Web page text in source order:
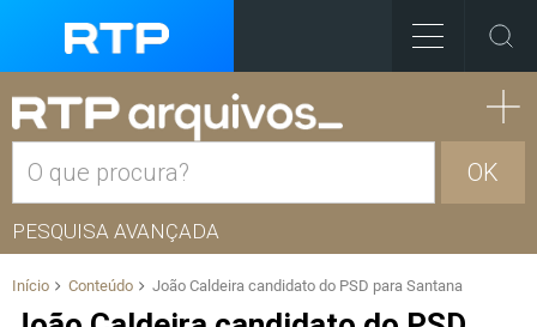
OK
PESQUISA AVANÇADA
Início Conteúdo João Caldeira candidato do PSD para Santana